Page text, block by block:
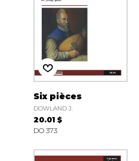
Six pièces
DOWLAND J.
20.01 $
DO 373